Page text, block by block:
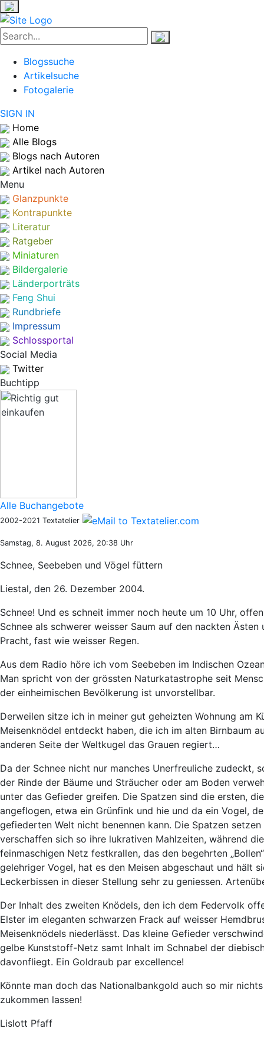
Blogssuche
Artikelsuche
Fotogalerie
SIGN IN
Home
Alle Blogs
Blogs nach Autoren
Artikel nach Autoren
Menu
Glanzpunkte
Kontrapunkte
Literatur
Ratgeber
Miniaturen
Bildergalerie
Länderporträts
Feng Shui
Rundbriefe
Impressum
Schlossportal
Social Media
Twitter
Buchtipp
Alle Buchangebote
2002-2021 Textatelier
Samstag, 8. August 2026, 20:38 Uhr
Schnee, Seebeben und Vögel füttern
Liestal, den 26. Dezember 2004.
Schnee! Und es schneit immer noch heute um 10 Uhr,
Schnee als schwerer weisser Saum auf den nackten
Pracht, fast wie weisser Regen.
Aus dem Radio höre ich vom Seebeben im Indischen
Man spricht von der grössten Naturkatastrophe seit
der einheimischen Bevölkerung ist unvorstellbar.
Derweilen sitze ich in meiner gut geheizten Wohnung am
Meisenknödel entdeckt haben, die ich im alten Birnbaum
anderen Seite der Weltkugel das Grauen regiert…
Da der Schnee nicht nur manches Unerfreuliche zudeckt,
der Rinde der Bäume und Sträucher oder am Boden
unter das Gefieder greifen. Die Spatzen sind die ersten,
angeflogen, etwa ein Grünfink und hie und da ein Vogel,
gefiederten Welt nicht benennen kann. Die Spatzen
verschaffen sich so ihre lukrativen Mahlzeiten, während
feinmaschigen Netz festkrallen, das den begehrten
gelehriger Vogel, hat es den Meisen abgeschaut und hält
Leckerbissen in dieser Stellung sehr zu geniessen.
Der Inhalt des zweiten Knödels, den ich dem Federvolk
Elster im eleganten schwarzen Frack auf weisser
Meisenknödels niederlässt. Das kleine Gefieder
gelbe Kunststoff-Netz samt Inhalt im Schnabel der
davonfliegt. Ein Goldraub par excellence!
Könnte man doch das Nationalbankgold auch so mir
zukommen lassen!
Lislott Pfaff